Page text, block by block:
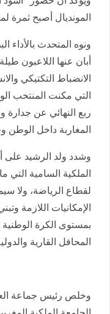
المونديال أصبح ثمرة
ونوه المتحدث بالأداء
أبان عنها اللاعبون
الانضباط التكتيكي
التي مكنت المنتخب
ربع النهائي عن جدارة
المغاربة داخل الوطن
وشدد ولد الرشيد على
الملكية السامية
لقطاع الرياضة، ولا
الإمكانيات اللازمة
بمستوى الكرة
المحافل القارية
وخلص رئيس جماعة